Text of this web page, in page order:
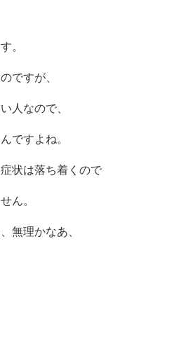
。
ですが、
人なので、
ですよね。
状は落ち着くので
ん。
無理かなあ、